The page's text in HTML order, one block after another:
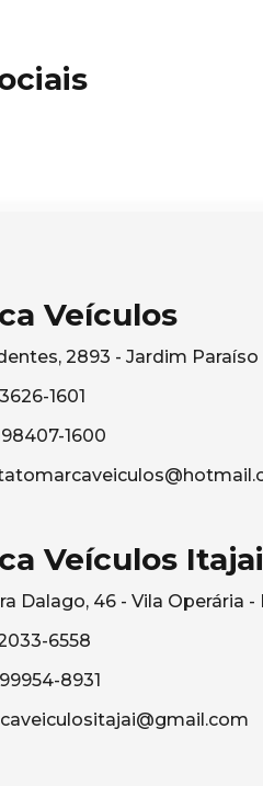
Veículos
2893 - Jardim
1601
1600
Veículos Itajai
Dalago, 46 - Vila Operária -
6558
8931